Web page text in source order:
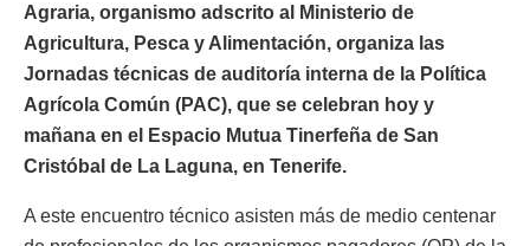
Agraria, organismo adscrito al Ministerio de
Agricultura, Pesca y Alimentación, organiza las
Jornadas técnicas de auditoría interna de la Política
Agrícola Común (PAC), que se celebran hoy y
mañana en el Espacio Mutua Tinerfeña de San
Cristóbal de La Laguna, en Tenerife.
A este encuentro técnico asisten más de medio centenar